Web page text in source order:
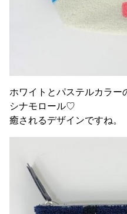
ホワイトとパステルカラー
シナモロール♡
癒されるデザインですね。